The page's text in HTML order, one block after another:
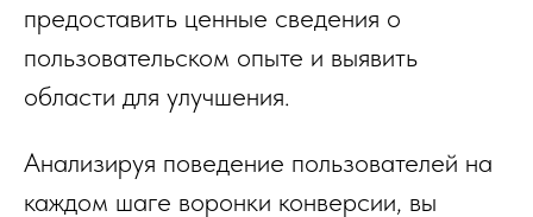
предоставить ценные сведения о
пользовательском опыте и выявить
области для улучшения.
Анализируя поведение пользователей на
каждом шаге воронки конверсии, вы